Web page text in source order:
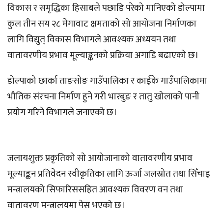
विकास र समृद्धिका हिसाबले पछाडि परेको मानिएको डोल्पामा
कुल तीन सय २८ मेगावाट क्षमताको सो आयोजना निर्माणका
लागि विद्युत् विकास विभागले आवश्यक अध्ययन तथा
वातावरणीय प्रभाव मूल्याङ्कनको प्रक्रिया अगाडि बढाएको छ।
डोल्पाको छार्का ताङसोङ गाउँपालिका र काईके गाउँपालिकामा
भौतिक संरचना निर्माण हुने गरी भारबुङ र तातु खोलाको पानी
प्रयोग गरिने विभागले जनाएको छ।
जलायशुक्त प्रकृतिको सो आयोजानाको वातावरणीय प्रभाव
मूल्याङ्कन प्रतिवेदन स्वीकृतिका लागि ऊर्जा जलस्रोत तथा सिँचाइ
मन्त्रालयको सिफारिससहित आवश्यक विवरण वन तथा
वातावरण मन्त्रालयमा पेस भएको छ।